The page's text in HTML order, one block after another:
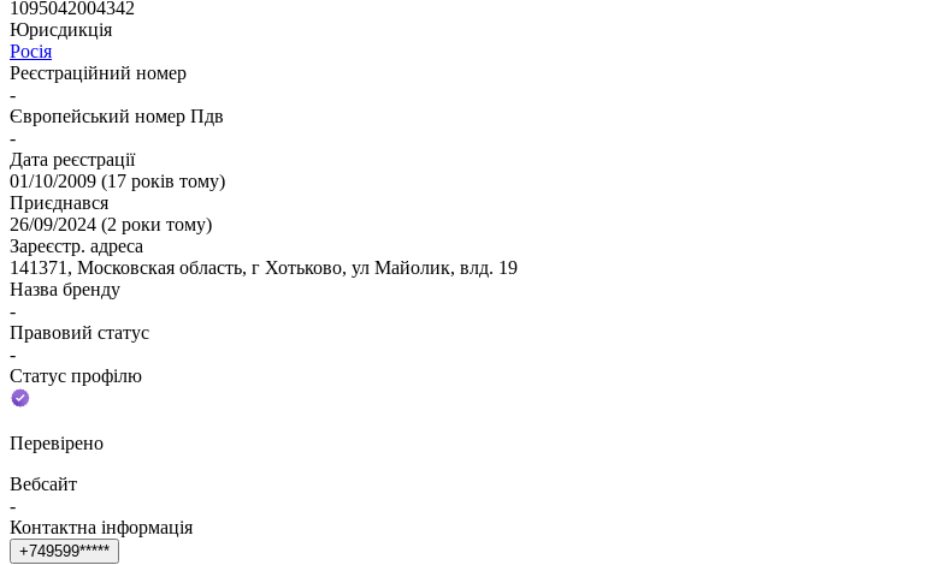
1095042004342
Юрисдикція
Росія
Реєстраційний номер
-
Європейський номер Пдв
-
Дата реєстрації
01/10/2009 (17 років тому)
Приєднався
26/09/2024 (2 роки тому)
Зареєстр. адреса
141371, Московская область, г Хотьково, ул Майолик, влд. 19
Назва бренду
-
Правовий статус
-
Статус профілю
Перевірено
Вебсайт
-
Контактна інформація
+749599*****